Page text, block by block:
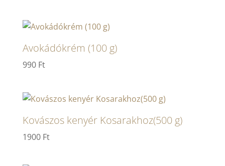
Avokádókrém (100 g)
990 Ft
Kovászos kenyér Kosarakhoz(500 g)
1900 Ft